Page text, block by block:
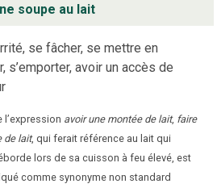
soupe au lait
se fâcher, se mettre en
s’emporter, avoir un accès de
l’expression avoir une montée de lait, faire
de lait, qui ferait référence au lait qui
lors de sa cuisson à feu élevé, est
comme synonyme non standard